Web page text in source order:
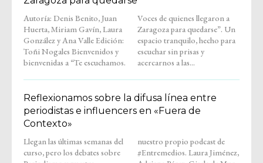
Autoría: Denis Benito, Juan
Huerta, Miriam Gavín, Laura
González y Ana Valle Edición:
Toñi Nogales Bienvenidos y
bienvenidas a “Te escuchamos.
Voces de quienes llegaron a
Zaragoza para quedarse”. Un
espacio tranquilo, hecho para
escuchar sin prisas y
acercarnos a las...
Reflexionamos sobre la difusa línea entre
periodistas e influencers en «Fuera de
Contexto»
Llegan las últimas semanas del
curso, pero los debates sobre
nuestro propio podcast de
#Entremedios. Laura Jiménez,